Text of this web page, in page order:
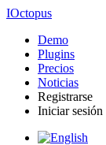
IOctopus
Demo
Plugins
Precios
Noticias
Registrarse
Iniciar sesión